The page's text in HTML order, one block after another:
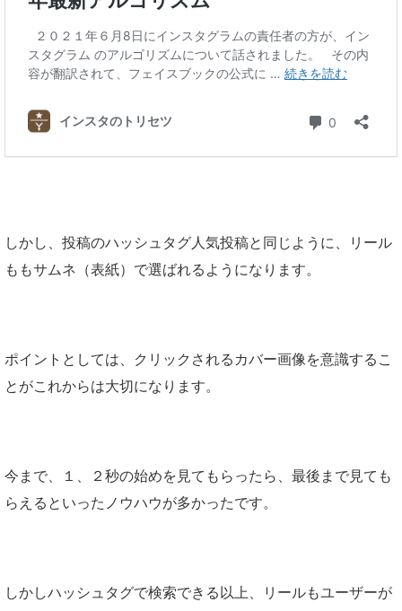
しかし、投稿のハッシュタグ人気投稿と同じように、リール
ももサムネ（表紙）で選ばれるようになります。
ポイントとしては、クリックされるカバー画像を意識するこ
とがこれからは大切になります。
今まで、１、２秒の始めを見てもらったら、最後まで見ても
らえるといったノウハウが多かったです。
しかしハッシュタグで検索できる以上、リールもユーザーが